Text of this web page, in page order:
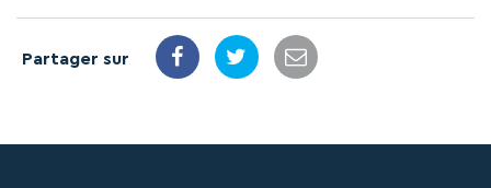
Partager sur